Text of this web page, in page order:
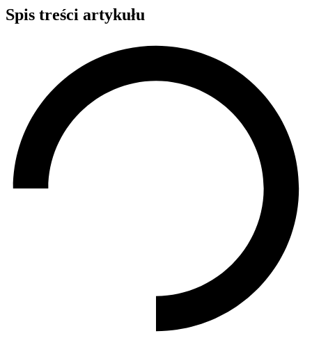
Spis treści artykułu